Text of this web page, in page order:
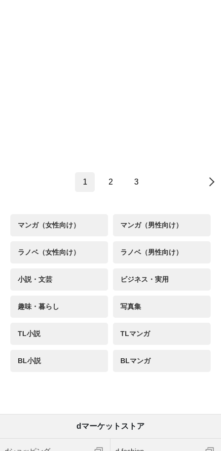
1 2 3 →
マンガ（女性向け） マンガ（男性向け）
ラノベ（女性向け） ラノベ（男性向け）
小説・文芸 ビジネス・実用
趣味・暮らし 写真集
TL小説 TLマンガ
BL小説 BLマンガ
dマーケットストア